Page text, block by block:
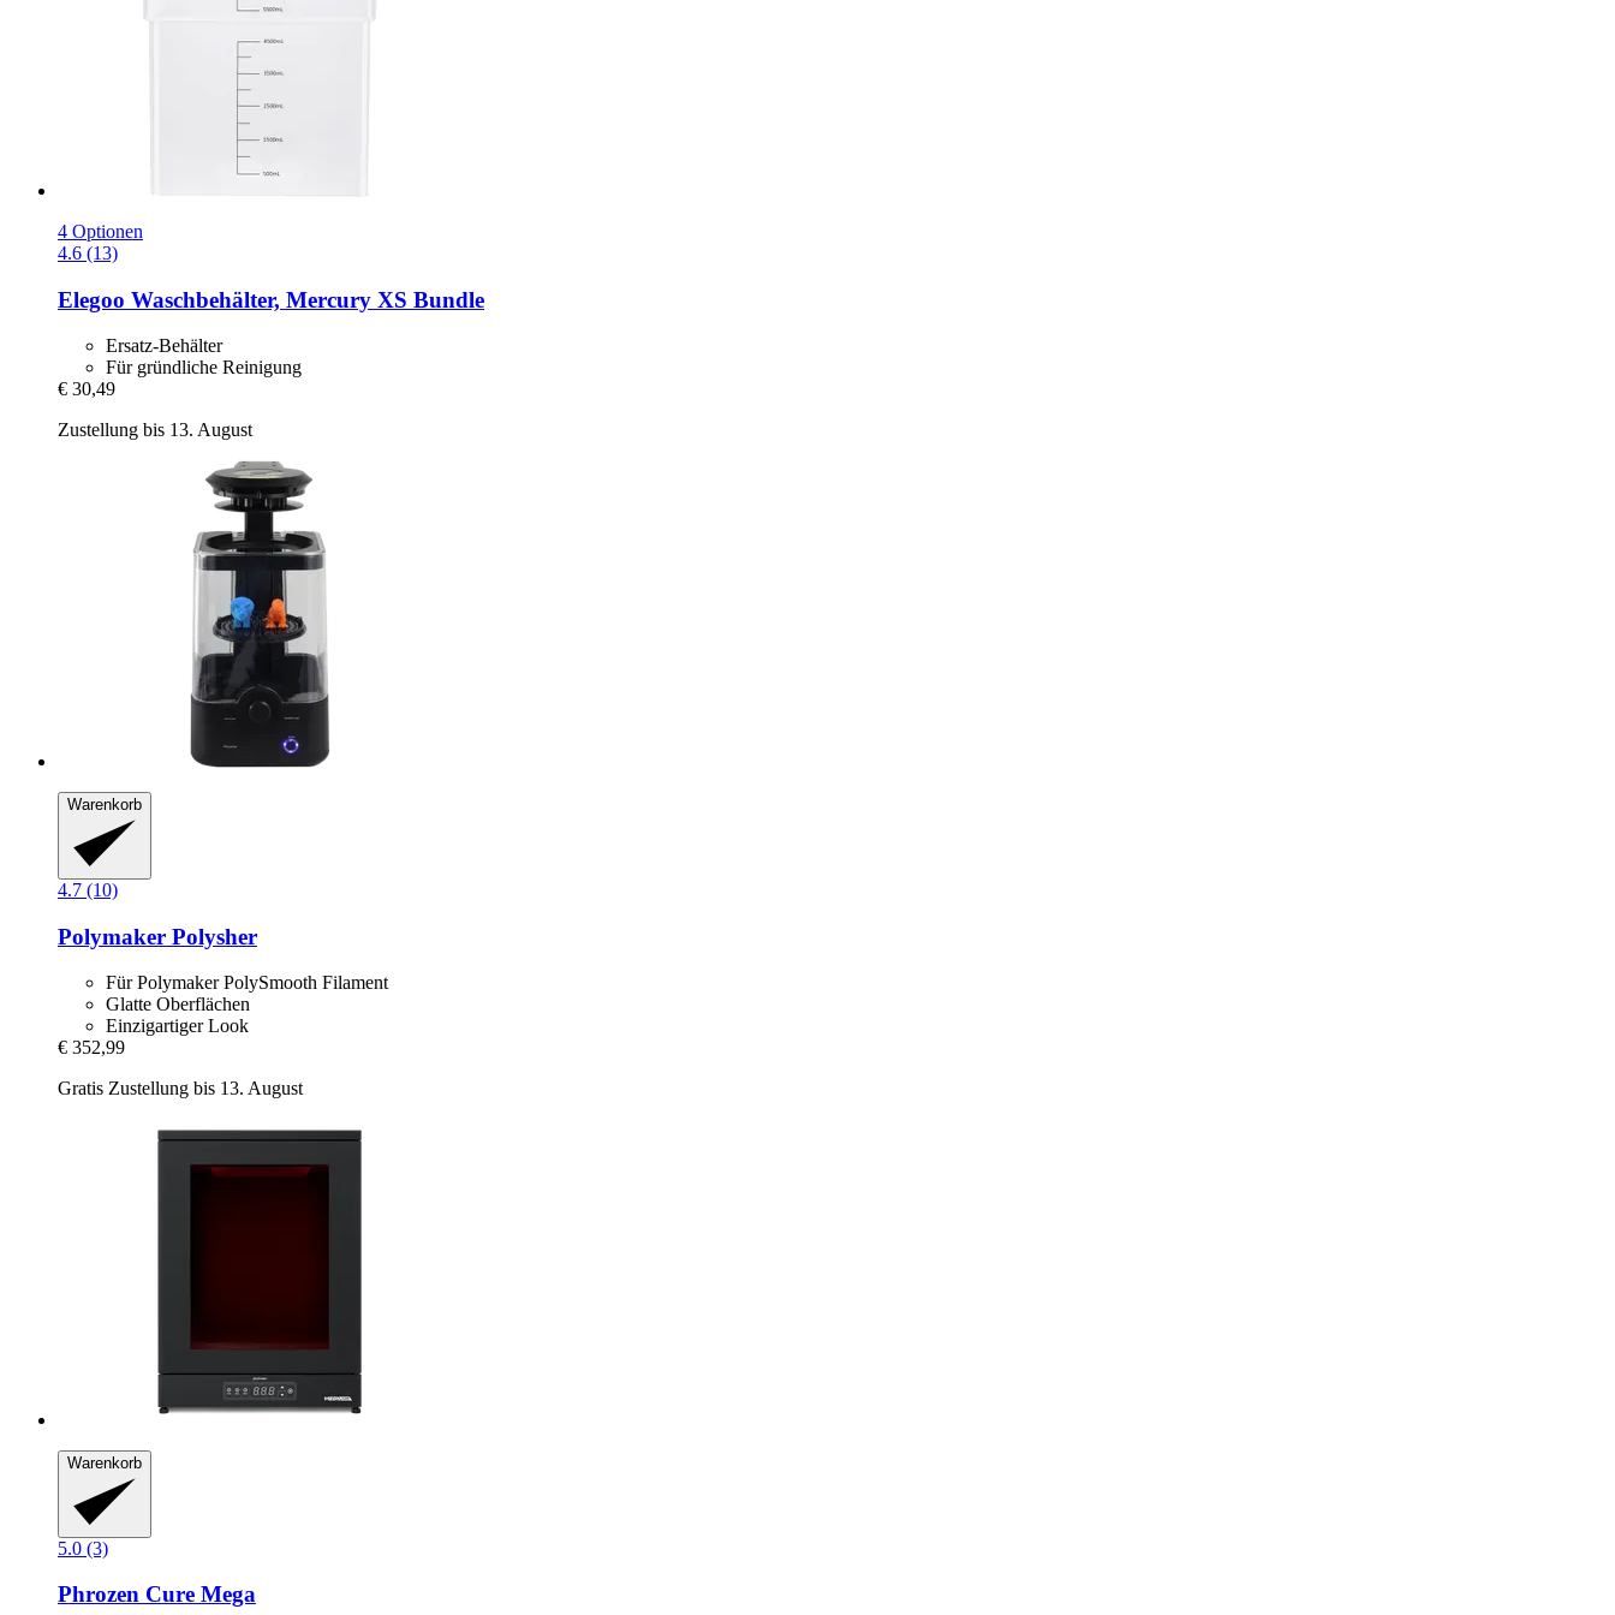
4 Optionen
4.6 (13)
Elegoo Waschbehälter, Mercury XS Bundle
Ersatz-Behälter
Für gründliche Reinigung
€ 30,49
Zustellung bis 13. August
Warenkorb
4.7 (10)
Polymaker Polysher
Für Polymaker PolySmooth Filament
Glatte Oberflächen
Einzigartiger Look
€ 352,99
Gratis Zustellung bis 13. August
Warenkorb
5.0 (3)
Phrozen Cure Mega